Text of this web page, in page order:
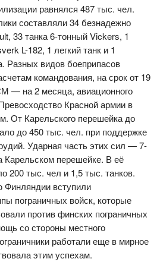
равнялся 487 тыс. чел.
составляли 34 безнадежно
33 танка 6-тонный Vickers, 1
L-182, 1 легкий танк и 1
Разных видов боеприпасов
командования, на срок от 19
— на 2 месяца, авиационного
Красной армии в
От Карельского перешейка до
до 450 тыс. чел. при поддержке
Ударная часть этих сил — 7-
перешейке. В её
200 тыс. чел и 1,5 тыс. танков.
Финляндии вступили
пограничных войск, которые
против финских пограничных
со стороны местного
работали еще в мирное
этим успехам.